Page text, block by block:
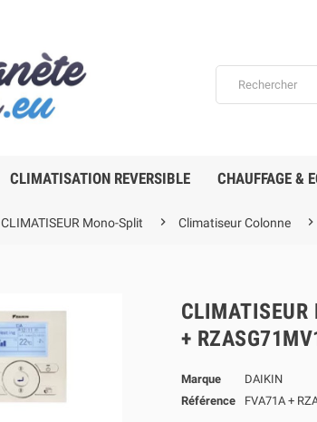
CLIMATISATION REVERSIBLE CHAUFFAGE &
CLIMATISEUR Mono-Split  Climatiseur Colonne 
+
Marque
DAIKIN
Référence
FVA71A +